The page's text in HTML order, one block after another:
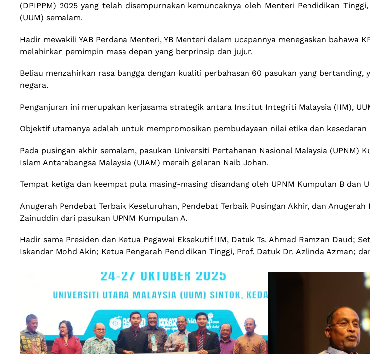
(DPIPPM) 2025 yang telah disempurnakan kemuncaknya oleh Menteri Pendidikan
(UUM) semalam.
Hadir mewakili YAB Perdana Menteri, YB Menteri dalam ucapannya menegaskan bahawa
melahirkan pemimpin masa depan yang berprinsip dan jujur.
Beliau menzahirkan rasa bangga dengan kualiti perbahasan 60 pasukan yang
negara.
Penganjuran ini merupakan kerjasama strategik antara Institut Integriti Malaysia (IIM),
Objektif utamanya adalah untuk mempromosikan pembudayaan nilai etika dan
Pada pusingan akhir semalam, pasukan Universiti Pertahanan Nasional Malaysia (UPNM)
Islam Antarabangsa Malaysia (UIAM) meraih gelaran Naib Johan.
Tempat ketiga dan keempat pula masing-masing disandang oleh UPNM Kumpulan B dan
Anugerah Pendebat Terbaik Keseluruhan, Pendebat Terbaik Pusingan Akhir, dan
Zainuddin dari pasukan UPNM Kumpulan A.
Hadir sama Presiden dan Ketua Pegawai Eksekutif IIM, Datuk Ts. Ahmad Ramzan Daud;
Iskandar Mohd Akin; Ketua Pengarah Pendidikan Tinggi, Prof. Datuk Dr. Azlinda Azman;